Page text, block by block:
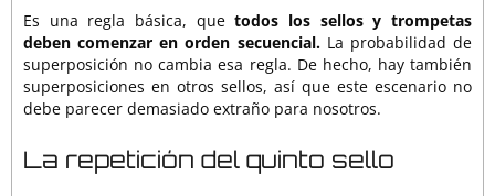
Es una regla básica, quetodos los sellos y trompetas
deben comenzar en orden secuencial.La probabilidad de
superposición no cambia esa regla. De hecho, hay también
superposiciones en otros sellos, así que este escenario no
debe parecer demasiado extraño para nosotros.
La repetición del quinto sello